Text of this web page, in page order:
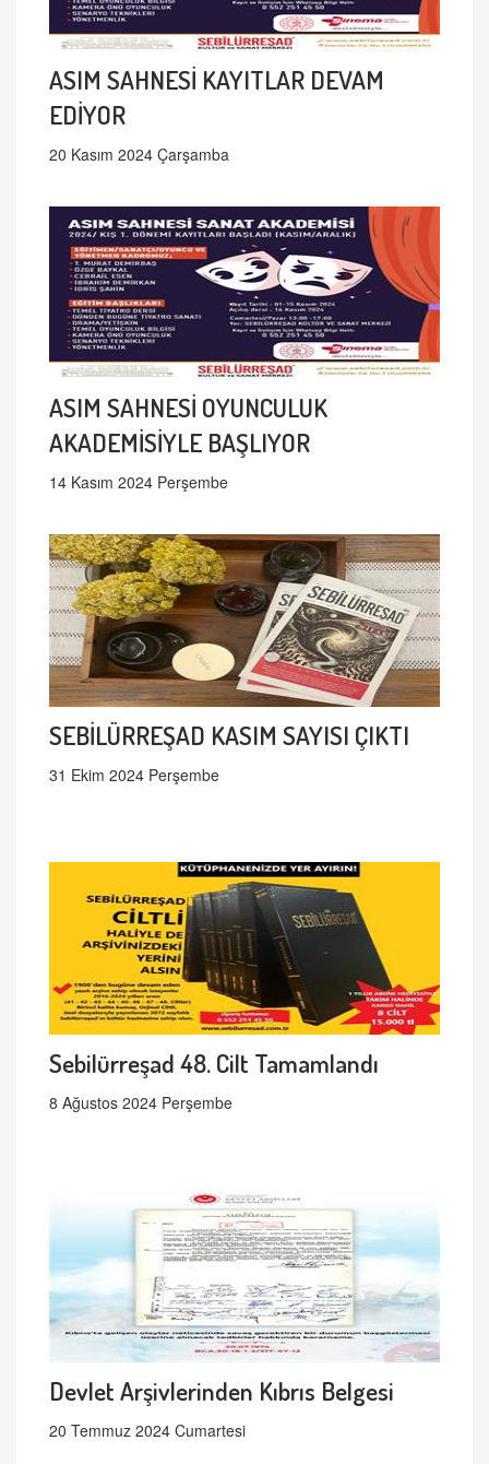
ASIM SAHNESİ KAYITLAR DEVAM
EDİYOR
20 Kasım 2024 Çarşamba
ASIM SAHNESİ OYUNCULUK
AKADEMİSİYLE BAŞLIYOR
14 Kasım 2024 Perşembe
SEBİLÜRREŞAD KASIM SAYISI ÇIKTI
31 Ekim 2024 Perşembe
Sebilürreşad 48. Cilt Tamamlandı
8 Ağustos 2024 Perşembe
Devlet Arşivlerinden Kıbrıs Belgesi
20 Temmuz 2024 Cumartesi